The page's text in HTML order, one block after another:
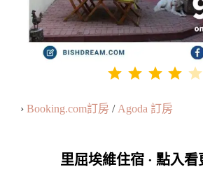
› Booking.com訂房 / Agoda 訂房
里屈埃維住宿 · 點入看